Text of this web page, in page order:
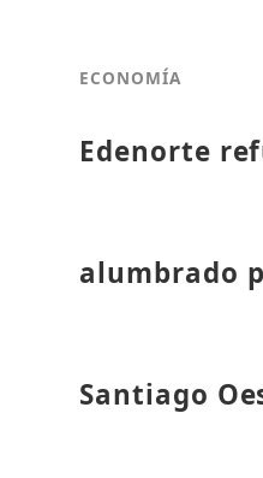
ECONOMÍA
Edenorte
alumbrado
Santiago